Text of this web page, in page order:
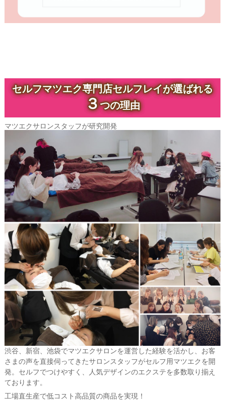
セルフマツエク専門店セルフレイが選ばれる
３つの理由
マツエクサロンスタッフが研究開発
渋谷、新宿、池袋でマツエクサロンを運営した経験を活かし、お客
さまの声を直接伺ってきたサロンスタッフがセルフ用マツエクを開
発。セルフでつけやすく、人気デザインのエクステを多数取り揃え
ております。
工場直生産で低コスト高品質の商品を実現！